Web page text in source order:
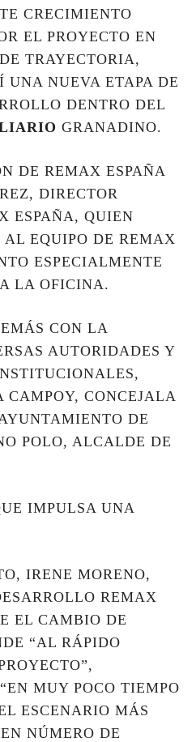
CRECIMIENTO
EL PROYECTO EN
TRAYECTORIA,
UNA NUEVA ETAPA DE
DENTRO DEL
GRANADINO.
DE REMAX ESPAÑA
DIRECTOR
ESPAÑA, QUIEN
AL EQUIPO DE REMAX
ESPECIALMENTE
LA OFICINA.
CON LA
AUTORIDADES Y
CAMPOY, CONCEJALA
DE
POLO, ALCALDE DE
IMPULSA UNA
IRENE MORENO,
REMAX
EL CAMBIO DE
“AL RÁPIDO
MUY POCO TIEMPO
ESCENARIO MÁS
NÚMERO DE